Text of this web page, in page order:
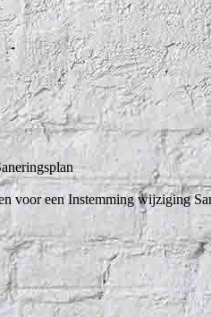
voor een Instemming wijziging